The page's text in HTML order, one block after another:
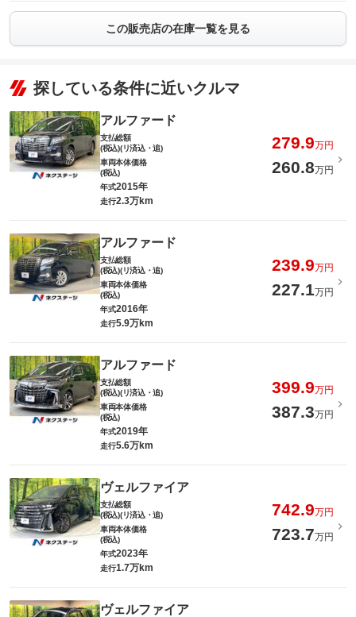
この販売店の在庫一覧を見る
探している条件に近いクルマ
アルファード
支払総額
(税込)(リ済込・追)
279.9万円
車両本体価格
(税込)
260.8万円
年式2015年
走行2.3万km
アルファード
支払総額
(税込)(リ済込・追)
239.9万円
車両本体価格
(税込)
227.1万円
年式2016年
走行5.9万km
アルファード
支払総額
(税込)(リ済込・追)
399.9万円
車両本体価格
(税込)
387.3万円
年式2019年
走行5.6万km
ヴェルファイア
支払総額
(税込)(リ済込・追)
742.9万円
車両本体価格
(税込)
723.7万円
年式2023年
走行1.7万km
ヴェルファイア